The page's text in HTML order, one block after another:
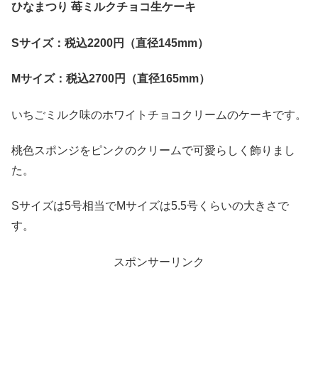
ひなまつり 苺ミルクチョコ生ケーキ
Sサイズ：税込2200円（直径145mm）
Mサイズ：税込2700円（直径165mm）
いちごミルク味のホワイトチョコクリームのケーキです。
桃色スポンジをピンクのクリームで可愛らしく飾りまし
た。
Sサイズは5号相当でMサイズは5.5号くらいの大きさで
す。
スポンサーリンク